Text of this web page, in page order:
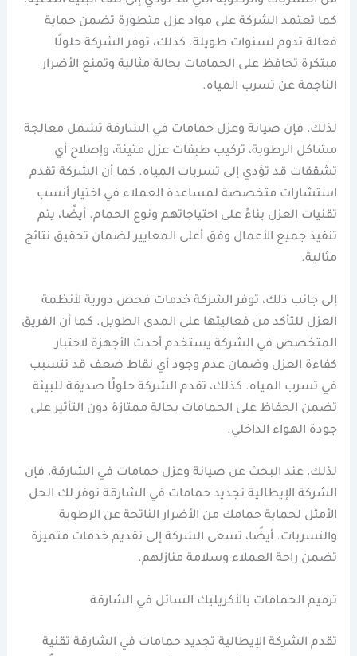
كما تعتمد الشركة على مواد عزل متطورة تضمن حماية
فعالة تدوم لسنوات طويلة. كذلك، توفر الشركة حلولًا
مبتكرة تحافظ على الحمامات بحالة مثالية وتمنع الأضرار
الناجمة عن تسرب المياه.
لذلك، فإن صيانة وعزل حمامات في الشارقة تشمل معالجة
مشاكل الرطوبة، تركيب طبقات عزل متينة، وإصلاح أي
تشققات قد تؤدي إلى تسربات المياه. كما أن الشركة تقدم
استشارات متخصصة لمساعدة العملاء في اختيار أنسب
تقنيات العزل بناءً على احتياجاتهم ونوع الحمام. أيضًا، يتم
تنفيذ جميع الأعمال وفق أعلى المعايير لضمان تحقيق نتائج
مثالية.
إلى جانب ذلك، توفر الشركة خدمات فحص دورية لأنظمة
العزل للتأكد من فعاليتها على المدى الطويل. كما أن الفريق
المتخصص في الشركة يستخدم أحدث الأجهزة لاختبار
كفاءة العزل وضمان عدم وجود أي نقاط ضعف قد تتسبب
في تسرب المياه. كذلك، تقدم الشركة حلولًا صديقة للبيئة
تضمن الحفاظ على الحمامات بحالة ممتازة دون التأثير على
جودة الهواء الداخلي.
لذلك، عند البحث عن صيانة وعزل حمامات في الشارقة، فإن
الشركة الإيطالية تجديد حمامات في الشارقة توفر لك الحل
الأمثل لحماية حمامك من الأضرار الناتجة عن الرطوبة
والتسربات. أيضًا، تسعى الشركة إلى تقديم خدمات متميزة
تضمن راحة العملاء وسلامة منازلهم.
ترميم الحمامات بالأكريليك السائل في الشارقة
تقدم الشركة الإيطالية تجديد حمامات في الشارقة تقنية